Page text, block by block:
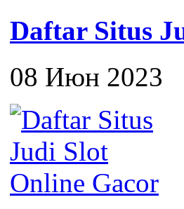
Daftar Situs
08 Июн 2023